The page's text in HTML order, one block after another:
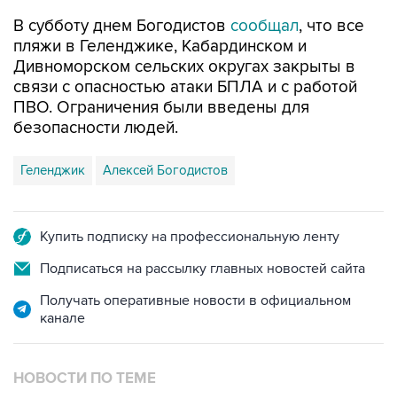
В субботу днем Богодистов сообщал, что все
пляжи в Геленджике, Кабардинском и
Дивноморском сельских округах закрыты в
связи с опасностью атаки БПЛА и с работой
ПВО. Ограничения были введены для
безопасности людей.
Геленджик Алексей Богодистов
Купить подписку на профессиональную ленту
Подписаться на рассылку главных новостей сайта
Получать оперативные новости в официальном
канале
НОВОСТИ ПО ТЕМЕ